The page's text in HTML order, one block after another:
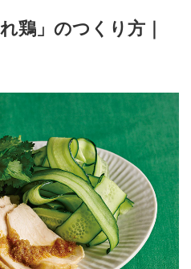
鶏」のつくり方｜